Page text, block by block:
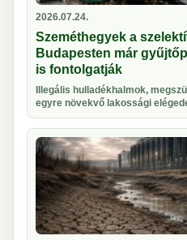
2026.07.24.
Szeméthegyek a
Budapesten már
is fontolgatják
Illegális hulladékhalmok,
egyre növekvő lakossági